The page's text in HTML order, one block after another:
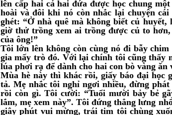
lên cấp hai cả hai đứa được học chung
hoài và đôi khi nó còn nhắc lại chuyện
ghét: “Ở nhà quê mà không biết củ huyết,
giờ thử trồng xem ai trồng được củ to
của ông!”
Tôi lớn lên không còn cùng nó đi bẫy
gia mấy trò đó. Với lại chính tôi cũng thấy
lúa phơi rạ để dành cho hai con bò vàng ăn
Mùa hè này thì khác rồi, giấy báo đại học
tả. Mẹ nhắc tôi nghỉ ngơi nhiều, đừng
rồi còn gì. Tôi cười: “Tuổi mười bảy bẻ
lắm, mẹ xem này”. Tôi đứng thẳng lưng
giây phút vui mừng, trái tim tôi chùng